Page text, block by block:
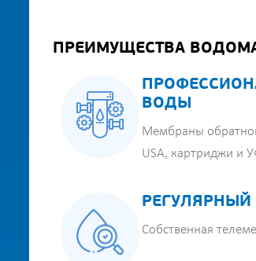
ПРЕИМУЩЕСТВА
ВОДЫ
Мембраны
USA, картриджи и
РЕГУЛЯРНЫЙ
Собственная